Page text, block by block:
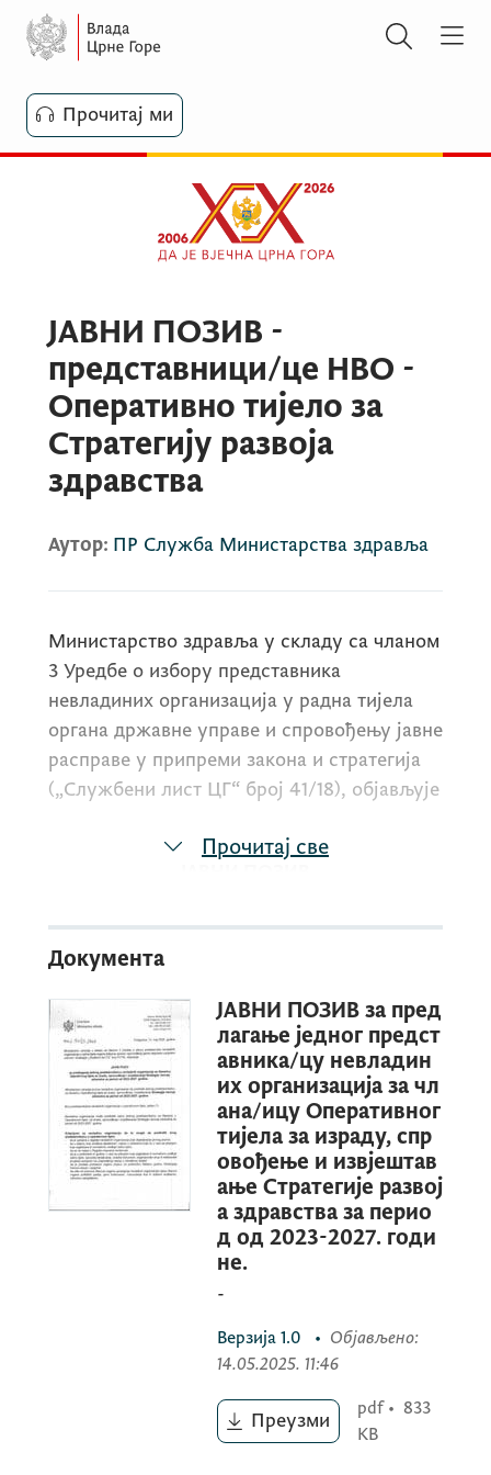
Прочитај ми
ЈАВНИ ПОЗИВ -
представници/це НВО -
Оперативно тијело за
Стратегију развоја
здравства
Аутор: ПР Служба Министарства здравља
Министарство здравља у складу са чланом
3 Уредбе о избору представника
невладиних организација у радна тијела
органа државне управе и спровођењу јавне
расправе у припреми закона и стратегија
(„Службени лист ЦГ“ број 41/18), објављује
невладиних организација за члана/ицу
Оперативног тијела
развоја здравства за период од 2023-
2027. године.
Министарство здравља позива невладине
организације да предложе једног
представника/цу за члана/ицу
Оперативног тијела за израду, спровођење
и извјештавање Стратегије развоја
организација у оперативном тијелу: један
Прочитај све
Документа
ЈАВНИ ПОЗИВ за пред
лагање једног предст
авника/цу невладин
их организација за чл
ана/ицу Оперативног
тијела за израду, спр
овођење и извјештав
ање Стратегије развој
а здравства за перио
д од 2023-2027. годи
не.
-
Верзија 1.0 • Објављено:
14.05.2025. 11:46
Преузми
pdf • 833
KB